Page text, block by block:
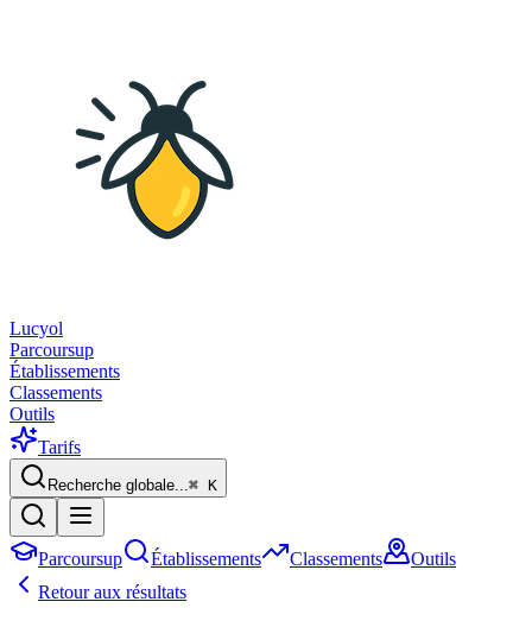
Lucyol
Parcoursup
Établissements
Classements
Outils
Tarifs
Recherche globale...⌘ K
Parcoursup Établissements Classements
Outils
Retour aux résultats